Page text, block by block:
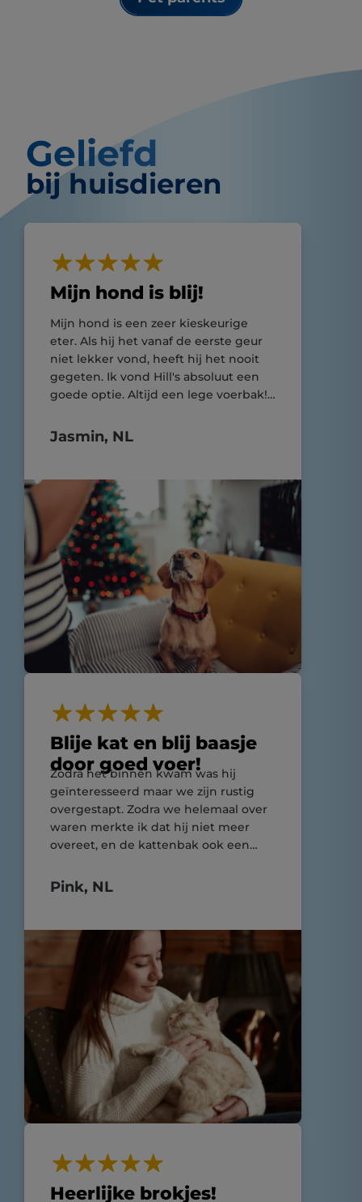
Geliefd
bij huisdieren
Mijn hond is blij!
Mijn hond is een zeer kieskeurige
eter. Als hij het vanaf de eerste geur
niet lekker vond, heeft hij het nooit
gegeten. Ik vond Hill's absoluut een
goede optie. Altijd een lege voerbak!
van mijn hond wordt stop. Wij zullen
zeker blij maken van Hill's gebruiken!
Jasmin, NL
Blije kat en blij baasje
door goed voer!
Zodra het binnen kwam was hij
geïnteresseerd maar we zijn rustig
overgestapt. Zodra we helemaal over
waren merkte ik dat hij niet meer
overeet, en de kattenbak ook een
glanzend en hij heeft meer dan
genoeg energie!
Pink, NL
Heerlijke brokjes!